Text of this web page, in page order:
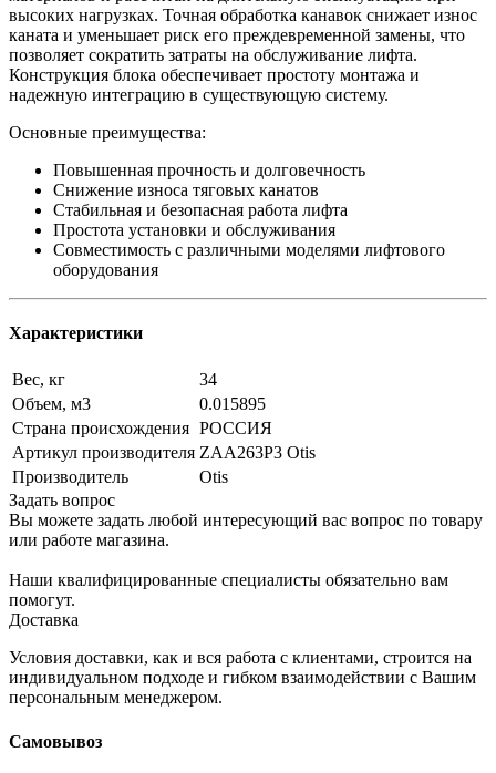
высоких нагрузках. Точная обработка канавок снижает износ
каната и уменьшает риск его преждевременной замены, что
позволяет сократить затраты на обслуживание лифта.
Конструкция блока обеспечивает простоту монтажа и
надежную интеграцию в существующую систему.
Основные преимущества:
Повышенная прочность и долговечность
Снижение износа тяговых канатов
Стабильная и безопасная работа лифта
Простота установки и обслуживания
Совместимость с различными моделями лифтового
оборудования
Характеристики
Вес, кг
34
Объем, м3
0.015895
Страна происхождения РОССИЯ
Артикул производителя ZAA263P3 Otis
Производитель
Otis
Задать вопрос
Вы можете задать любой интересующий вас вопрос по товару
или работе магазина.
Наши квалифицированные специалисты обязательно вам
помогут.
Доставка
Условия доставки, как и вся работа с клиентами, строится на
индивидуальном подходе и гибком взаимодействии с Вашим
персональным менеджером.
Самовывоз